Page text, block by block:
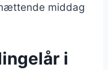
middag
i